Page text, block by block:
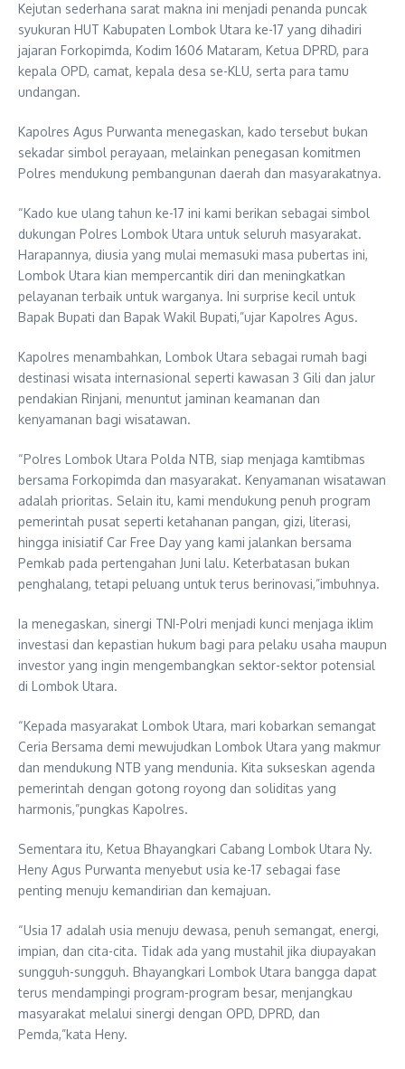
Kejutan sederhana sarat makna ini menjadi penanda puncak
syukuran HUT Kabupaten Lombok Utara ke-17 yang dihadiri
jajaran Forkopimda, Kodim 1606 Mataram, Ketua DPRD, para
kepala OPD, camat, kepala desa se-KLU, serta para tamu
undangan.
Kapolres Agus Purwanta menegaskan, kado tersebut bukan
sekadar simbol perayaan, melainkan penegasan komitmen
Polres mendukung pembangunan daerah dan masyarakatnya.
“Kado kue ulang tahun ke-17 ini kami berikan sebagai simbol
dukungan Polres Lombok Utara untuk seluruh masyarakat.
Harapannya, diusia yang mulai memasuki masa pubertas ini,
Lombok Utara kian mempercantik diri dan meningkatkan
pelayanan terbaik untuk warganya. Ini surprise kecil untuk
Bapak Bupati dan Bapak Wakil Bupati,”ujar Kapolres Agus.
Kapolres menambahkan, Lombok Utara sebagai rumah bagi
destinasi wisata internasional seperti kawasan 3 Gili dan jalur
pendakian Rinjani, menuntut jaminan keamanan dan
kenyamanan bagi wisatawan.
“Polres Lombok Utara Polda NTB, siap menjaga kamtibmas
bersama Forkopimda dan masyarakat. Kenyamanan wisatawan
adalah prioritas. Selain itu, kami mendukung penuh program
pemerintah pusat seperti ketahanan pangan, gizi, literasi,
hingga inisiatif Car Free Day yang kami jalankan bersama
Pemkab pada pertengahan Juni lalu. Keterbatasan bukan
penghalang, tetapi peluang untuk terus berinovasi,”imbuhnya.
Ia menegaskan, sinergi TNI-Polri menjadi kunci menjaga iklim
investasi dan kepastian hukum bagi para pelaku usaha maupun
investor yang ingin mengembangkan sektor-sektor potensial
di Lombok Utara.
“Kepada masyarakat Lombok Utara, mari kobarkan semangat
Ceria Bersama demi mewujudkan Lombok Utara yang makmur
dan mendukung NTB yang mendunia. Kita sukseskan agenda
pemerintah dengan gotong royong dan soliditas yang
harmonis,”pungkas Kapolres.
Sementara itu, Ketua Bhayangkari Cabang Lombok Utara Ny.
Heny Agus Purwanta menyebut usia ke-17 sebagai fase
penting menuju kemandirian dan kemajuan.
“Usia 17 adalah usia menuju dewasa, penuh semangat, energi,
impian, dan cita-cita. Tidak ada yang mustahil jika diupayakan
sungguh-sungguh. Bhayangkari Lombok Utara bangga dapat
terus mendampingi program-program besar, menjangkau
masyarakat melalui sinergi dengan OPD, DPRD, dan
Pemda,”kata Heny.